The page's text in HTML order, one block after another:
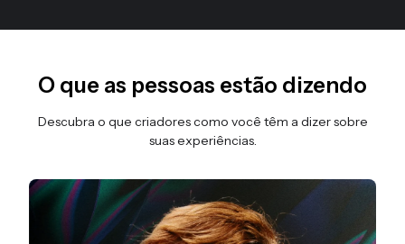
O que as pessoas estão dizendo
Descubra o que criadores como você têm a dizer sobre
suas experiências.
Diapositivo 6 de 6